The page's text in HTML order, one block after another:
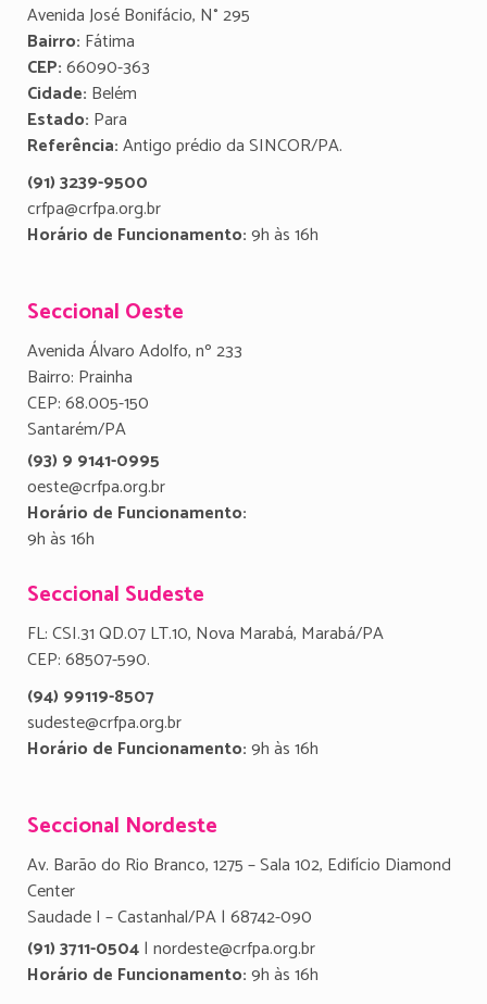
Avenida José Bonifácio, N° 295
Bairro: Fátima
CEP:66090-363
Cidade: Belém
Estado: Para
Referência:Antigo prédio da SINCOR/PA.
(91) 3239-9500
crfpa@crfpa.org.br
Horário de Funcionamento:9h às 16h
Seccional Oeste
Avenida Álvaro Adolfo, nº 233
Bairro: Prainha
CEP: 68.005-150
Santarém/PA
(93) 9 9141-0995
oeste@crfpa.org.br
Horário de Funcionamento:
9h às 16h
Seccional Sudeste
FL: CSI.31 QD.07 LT.10, Nova Marabá, Marabá/PA
CEP: 68507-590.
(94) 99119-8507
sudeste@crfpa.org.br
Horário de Funcionamento:9h às 16h
Seccional Nordeste
Av. Barão do Rio Branco, 1275 – Sala 102, Edifício Diamond
Center
Saudade I – Castanhal/PA | 68742-090
(91) 3711-0504| nordeste@crfpa.org.br
Horário de Funcionamento:9h às 16h